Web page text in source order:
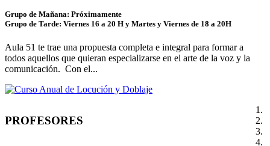
Grupo de Mañana: Próximamente
Grupo de Tarde: Viernes 16 a 20 H y Martes y Viernes de 18 a 20H
Aula 51 te trae una propuesta completa e integral para formar a
todos aquellos que quieran especializarse en el arte de la voz y la
comunicación. Con el...
PROFESORES